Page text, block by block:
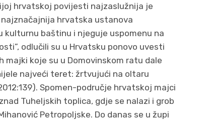
hrvatskoj povijesti najzaslužnija je
najznačajnija hrvatska ustanova
kulturnu baštinu i njeguje uspomenu na
odlučili su u Hrvatsku ponovo uvesti
majki koje su u Domovinskom ratu dale
najveći teret: žrtvujući na oltaru
Spomen-područje hrvatskoj majci
Tuheljskih toplica, gdje se nalazi i grob
Petropoljske. Do danas se u župi